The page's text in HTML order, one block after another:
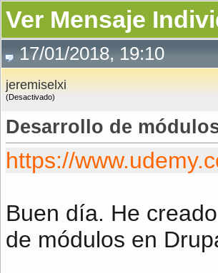
Ver Mensaje
17/01/2018, 19:10
jeremiselxi
(Desactivado)
Desarrollo de
https://
Buen día. He
de módulos en